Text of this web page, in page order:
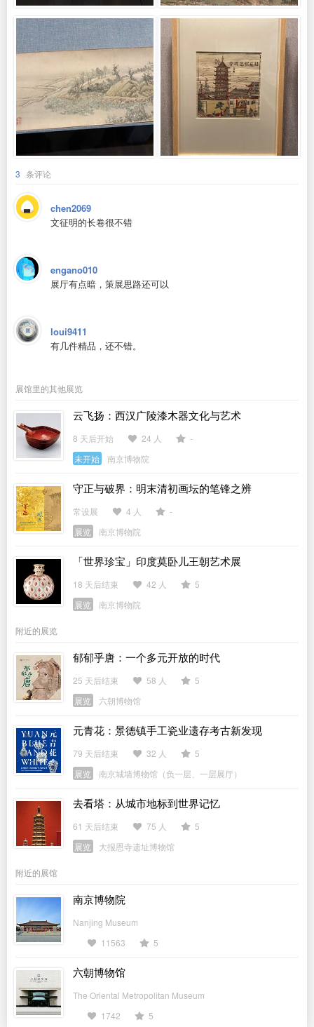
3 条评论
chen2069
文征明的长卷很不错
engano010
展厅有点暗，策展思路还可以
loui9411
有几件精品，还不错。
展馆里的其他展览
云飞扬：西汉广陵漆木器文化与艺术
8 天后开始 24 人
-
未开始
南京博物院
守正与破界：明末清初画坛的笔锋之辨
常设展 4 人
-
展览
南京博物院
「世界珍宝」印度莫卧儿王朝艺术展
18 天后结束 42 人
5
展览
南京博物院
附近的展览
郁郁乎唐：一个多元开放的时代
25 天后结束 58 人
5
展览
六朝博物馆
元青花：景德镇手工瓷业遗存考古新发现
79 天后结束 32 人
5
展览
南京城墙博物馆（负一层、一层展厅）
去看塔：从城市地标到世界记忆
61 天后结束 75 人
5
展览
大报恩寺遗址博物馆
附近的展馆
南京博物院
Nanjing Museum
11563
5
六朝博物馆
The Oriental Metropolitan Museum
1742
5